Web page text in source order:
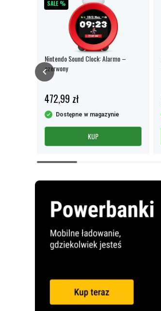
SALE %
Nintendo Sound Clock: Alarmo –
czerwony
472,99 zł
Dostępne w magazynie
KUP
Item
of